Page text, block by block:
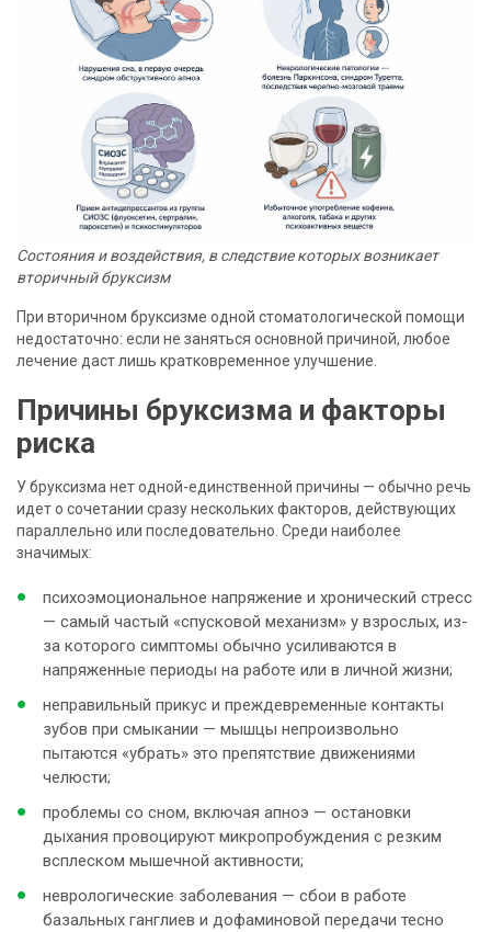
Состояния и воздействия, в следствие которых возникает
вторичный бруксизм
При вторичном бруксизме одной стоматологической помощи
недостаточно: если не заняться основной причиной, любое
лечение даст лишь кратковременное улучшение.
Причины бруксизма и факторы
риска
У бруксизма нет одной-единственной причины — обычно речь
идет о сочетании сразу нескольких факторов, действующих
параллельно или последовательно. Среди наиболее
значимых:
психоэмоциональное напряжение и хронический стресс
— самый частый «спусковой механизм» у взрослых, из-
за которого симптомы обычно усиливаются в
напряженные периоды на работе или в личной жизни;
неправильный прикус и преждевременные контакты
зубов при смыкании — мышцы непроизвольно
пытаются «убрать» это препятствие движениями
челюсти;
проблемы со сном, включая апноэ — остановки
дыхания провоцируют микропробуждения с резким
всплеском мышечной активности;
неврологические заболевания — сбои в работе
базальных ганглиев и дофаминовой передачи тесно